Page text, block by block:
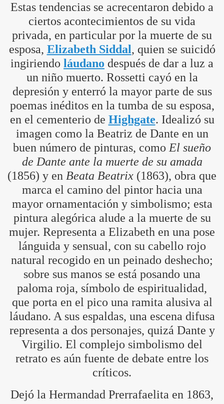
Estas tendencias se acrecentaron debido a
ciertos acontecimientos de su vida
privada, en particular por la muerte de su
esposa, Elizabeth Siddal, quien se suicidó
ingiriendo láudano después de dar a luz a
un niño muerto. Rossetti cayó en la
depresión y enterró la mayor parte de sus
poemas inéditos en la tumba de su esposa,
en el cementerio de Highgate. Idealizó su
imagen como la Beatriz de Dante en un
buen número de pinturas, comoEl sueño
de Dante ante la muerte de su amada
(1856) y en Beata Beatrix (1863), obra que
marca el camino del pintor hacia una
mayor ornamentación y simbolismo; esta
pintura alegórica alude a la muerte de su
mujer. Representa a Elizabeth en una pose
lánguida y sensual, con su cabello rojo
natural recogido en un peinado deshecho;
sobre sus manos se está posando una
paloma roja, símbolo de espiritualidad,
que porta en el pico una ramita alusiva al
láudano. A sus espaldas, una escena difusa
representa a dos personajes, quizá Dante y
Virgilio. El complejo simbolismo del
retrato es aún fuente de debate entre los
críticos.
Dejó la Hermandad Prerrafaelita en 1863,